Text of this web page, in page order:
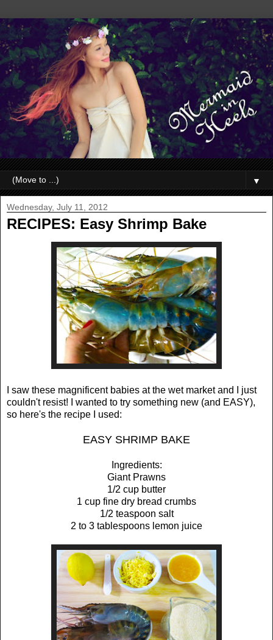
▼
Wednesday, July 11, 2012
RECIPES: Easy Shrimp Bake
I saw these magnificent babies at the wet market and I just
couldn't resist! I wanted to try something new (and EASY),
so here's the recipe I used:
EASY SHRIMP BAKE
Ingredients:
Giant Prawns
1/2 cup butter
1 cup fine dry bread crumbs
1/2 teaspoon salt
2 to 3 tablespoons lemon juice